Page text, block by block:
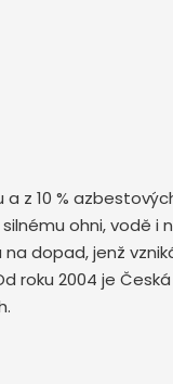
z 10 %
ohni, vodě i
dopad, jenž
roku 2004 je